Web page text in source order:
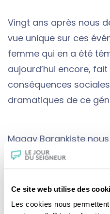
Ce site web utilise des
Les cookies nous
Vingt ans après nous
vue unique sur ces
femme qui en a été
aujourd’hui encore,
conséquences
dramatiques de ce
Maggy Barankiste
notre tour : par son
comprenons que les
refermées. Plus que le
incroyable, qui d’une